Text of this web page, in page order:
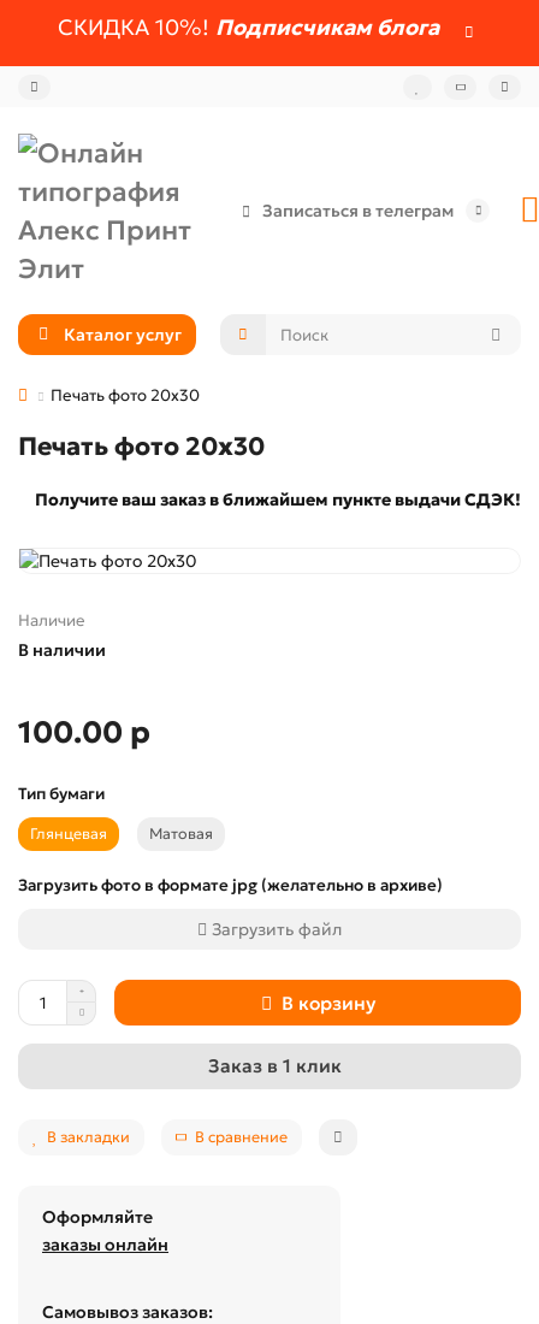
СКИДКА 10%! Подписчикам блога
Записаться в телеграм
Каталог услуг
Печать фото 20x30
Печать фото 20x30
Получите ваш заказ в ближайшем пункте выдачи СДЭК!
Наличие
В наличии
100.00 р
Тип бумаги
Глянцевая Матовая
Загрузить фото в формате jpg (желательно в архиве)
Загрузить файл
В корзину
Заказ в 1 клик
В закладки В сравнение
Оформляйте
заказы онлайн
Самовывоз заказов: